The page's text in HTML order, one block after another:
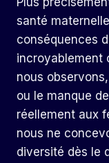
santé
conséquences
incroyablement
nous
ou le manque
réellement aux
nous ne
diversité dès le